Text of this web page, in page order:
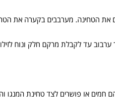
את הטחינה. מערבבים בקערה את
עד לקבלת מרקם חלק ונוח
חמים או פושרים לצד טחינת המנגו